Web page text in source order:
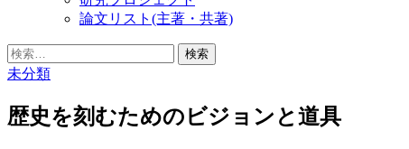
論文リスト(主著・共著)
検
索:
未分類
歴史を刻むためのビジョンと道具